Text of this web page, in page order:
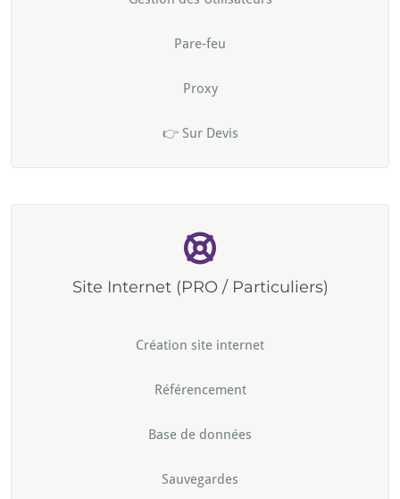
Pare-feu
Proxy
👉 Sur Devis
Site Internet (PRO / Particuliers)
Création site internet
Référencement
Base de données
Sauvegardes